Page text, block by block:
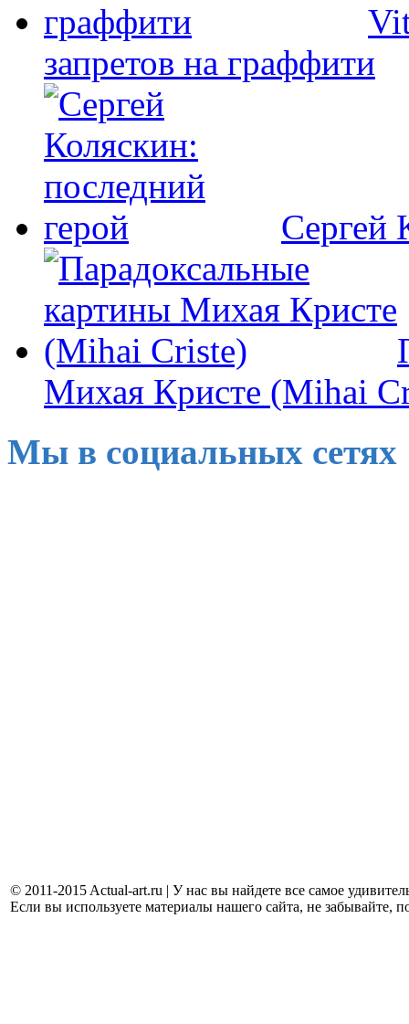
запретов на граффити
Сергей
Михая Кристе (Mihai
Мы в социальных сетях
© 2011-2015 Actual-art.ru | У нас вы найдете все самое
Если вы используете материалы нашего сайта, не забывайте,